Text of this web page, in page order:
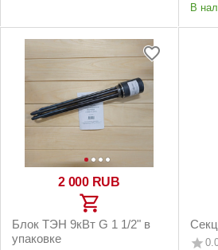
В
2 000 RUB
Блок ТЭН 9кВт G 1 1/2" в
упаковке